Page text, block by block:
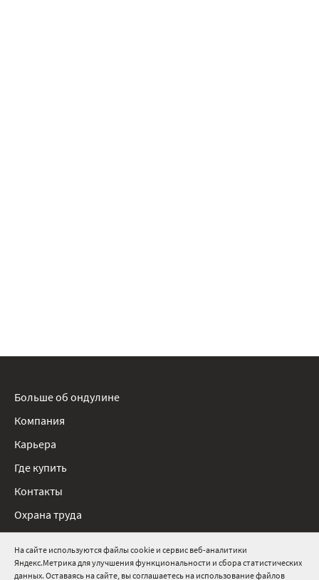
На сайте используются файлы cookie и сервис веб-аналитики
Яндекс.Метрика для улучшения функциональности и сбора статистических
данных. Оставаясь на сайте, вы соглашаетесь на использование файлов
8 800 511 91 82
Больше об ондулине
Компания
Карьера
Где купить
Контакты
Охрана труда